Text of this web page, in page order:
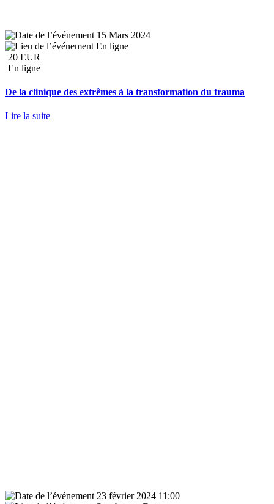
15 Mars 2024
En ligne
20 EUR
En ligne
De la clinique des extrêmes à la transformation du trauma
Lire la suite
23 février 2024 11:00